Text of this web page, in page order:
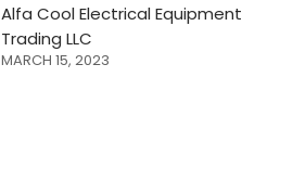
Alfa Cool Electrical Equipment
Trading LLC
MARCH 15, 2023